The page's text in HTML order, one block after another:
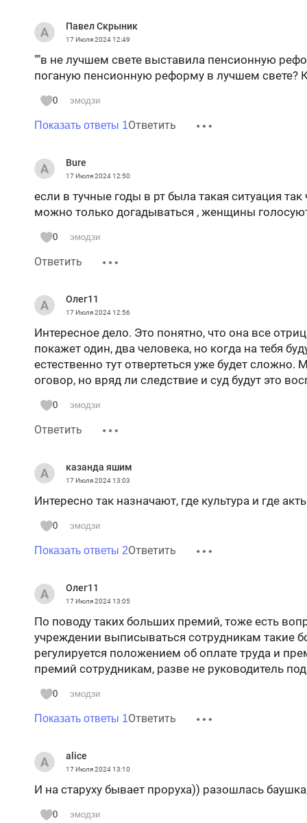
Павел Скрыник
17 Июля 202412:49
""в не лучшем свете выставила пенсионную
поганую пенсионную реформу в лучшем свете?
0 эмодзи
Показать ответы 1Ответить
Bure
17 Июля 202412:50
если в тучные годы в рт была такая ситуация
можно только догадываться , женщины
0 эмодзи
Ответить
Олег11
17 Июля 202412:56
Интересное дело. Это понятно, что она все
покажет один, два человека, но когда на тебя
естественно тут отвертеться уже будет сложно.
оговор, но вряд ли следствие и суд будут это
0 эмодзи
Ответить
казанда яшим
17 Июля 202413:03
Интересно так назначают, где культура и где
0 эмодзи
Показать ответы 2Ответить
Олег11
17 Июля 202413:05
По поводу таких больших премий, тоже есть
учреждении выписываться сотрудникам такие
регулируется положением об оплате труда и
премий сотрудникам, разве не руководитель
0 эмодзи
Показать ответы 1Ответить
alice
17 Июля 202413:10
И на старуху бывает проруха)) разошлась
0 эмодзи